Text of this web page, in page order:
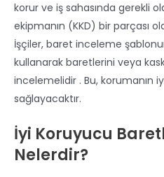
korur ve iş sahasında gerekli
ekipmanın (KKD) bir parçası
İşçiler, baret inceleme
kullanarak baretlerini veya
incelemelidir . Bu, korumanın
sağlayacaktır.
İyi Koruyucu
Nelerdir?